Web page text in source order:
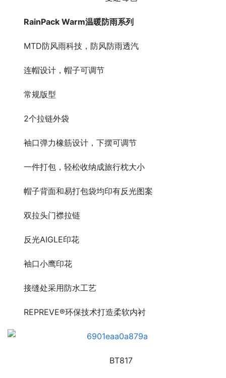
RainPack Warm温暖防雨系列
MTD防风雨科技，防风防雨透汽
连帽设计，帽子可调节
常规版型
2个拉链外袋
袖口弹力橡筋设计，下摆可调节
一件打包，轻松收纳成旅行枕大小
帽子背面和易打包袋均印有反光图案
双拉头门襟拉链
反光AIGLE印花
袖口小鹰印花
接缝处采用防水工艺
REPREVE®环保技术打造柔软内衬
BT817